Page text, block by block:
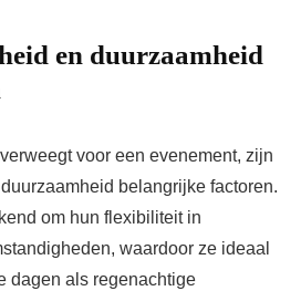
en duurzaamheid
voor een evenement, zijn
belangrijke factoren.
om hun flexibiliteit in
waardoor ze ideaal
dagen als regenachtige